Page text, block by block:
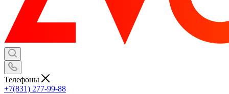
Телефоны
+7(831) 277-99-88